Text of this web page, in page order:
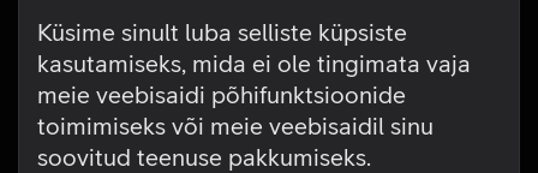
Küsime sinult luba selliste küpsiste
kasutamiseks, mida ei ole tingimata vaja
meie veebisaidi põhifunktsioonide
toimimiseks või meie veebisaidil sinu
soovitud teenuse pakkumiseks.
Tehniline viga